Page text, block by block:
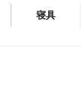
寝具